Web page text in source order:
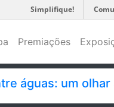
Simplifique!
Premiações
águas: um olhar